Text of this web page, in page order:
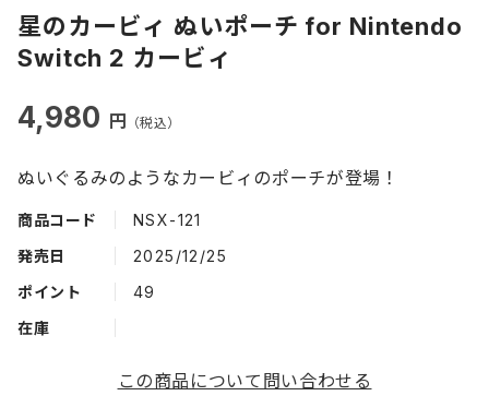
星のカービィ ぬいポーチ for Nintendo
Switch 2 カービィ
ぬいぐるみのようなカービィのポーチが登場！
4,980 円 （税込）
商品コード
NSX-121
発売日
2025/12/25
ポイント
49
在庫
この商品について問い合わせる